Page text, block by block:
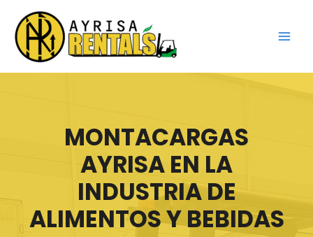
contenido
MONTACARGAS
AYRISA EN LA
INDUSTRIA DE
ALIMENTOS Y BEBIDAS